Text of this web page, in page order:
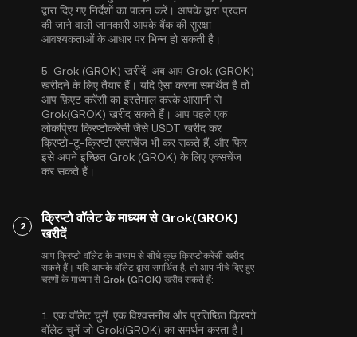
द्वारा दिए गए निर्देशों का पालन करें। आपके द्वारा प्रदान
की जाने वाली जानकारी आपके बैंक की सुरक्षा
आवश्यकताओं के आधार पर भिन्न हो सकती है।
5. Grok (GROK) खरीदें: अब आप Grok (GROK)
खरीदने के लिए तैयार हैं। यदि ऐसा करना समर्थित है तो
आप फ़िएट करेंसी का इस्तेमाल करके आसानी से
Grok(GROK) खरीद सकते हैं। आप पहले एक
लोकप्रिय क्रिप्टोकरेंसी जैसेUSDT खरीद कर
क्रिप्टो-टू-क्रिप्टो एक्सचेंज भी कर सकते हैं, और फिर
इसे अपने इच्छित Grok (GROK) के लिए एक्सचेंज
कर सकते हैं।
2
क्रिप्टो वॉलेट के माध्यम से Grok(GROK)
खरीदें
आप क्रिप्टो वॉलेट के माध्यम से सीधे कुछ क्रिप्टोकरेंसी खरीद
सकते हैं। यदि आपके वॉलेट द्वारा समर्थित है, तो आप नीचे दिए हुए
चरणों के माध्यम से Grok (GROK) खरीद सकते हैं:
1. एक वॉलेट चुनें: एक विश्वसनीय और प्रतिष्ठित क्रिप्टो
वॉलेट चुनें जो Grok(GROK) का समर्थन करता है।